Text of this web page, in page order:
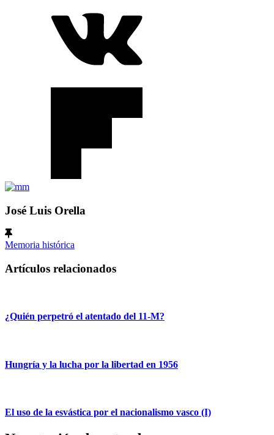
José Luis Orella
Memoria histórica
Artículos relacionados
¿Quién perpetró el atentado del 11-M?
Hungría y la lucha por la libertad en 1956
El uso de la esvástica por el nacionalismo vasco (I)